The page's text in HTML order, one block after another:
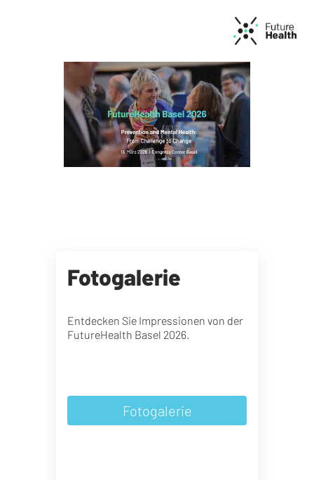
Fotogalerie
Entdecken Sie Impressionen von der
FutureHealth Basel 2026.
Fotogalerie